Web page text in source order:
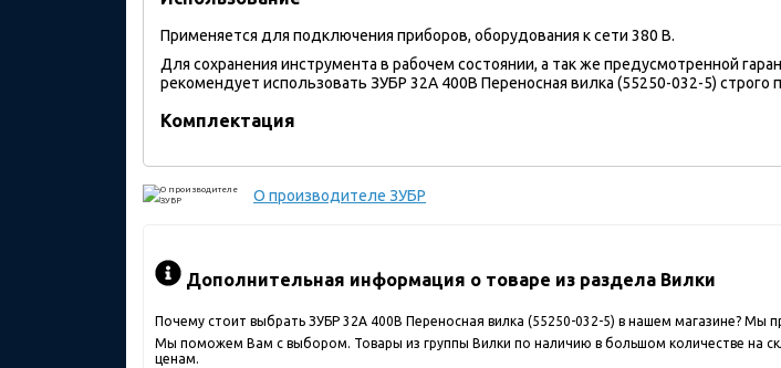
Применяется для подключения приборов, оборудования к сети 380 В.
Для сохранения инструмента в рабочем состоянии, а так же предусмотренной
рекомендует использовать ЗУБР 32A 400В Переносная вилка (55250-032-5) строго
Комплектация
О производителе ЗУБР
Дополнительная информация о товаре из раздела Вилки
Почему стоит выбрать ЗУБР 32A 400В Переносная вилка (55250-032-5) в нашем магазине?
Мы поможем Вам с выбором. Товары из группы Вилки по наличию в большом количестве на
ценам.